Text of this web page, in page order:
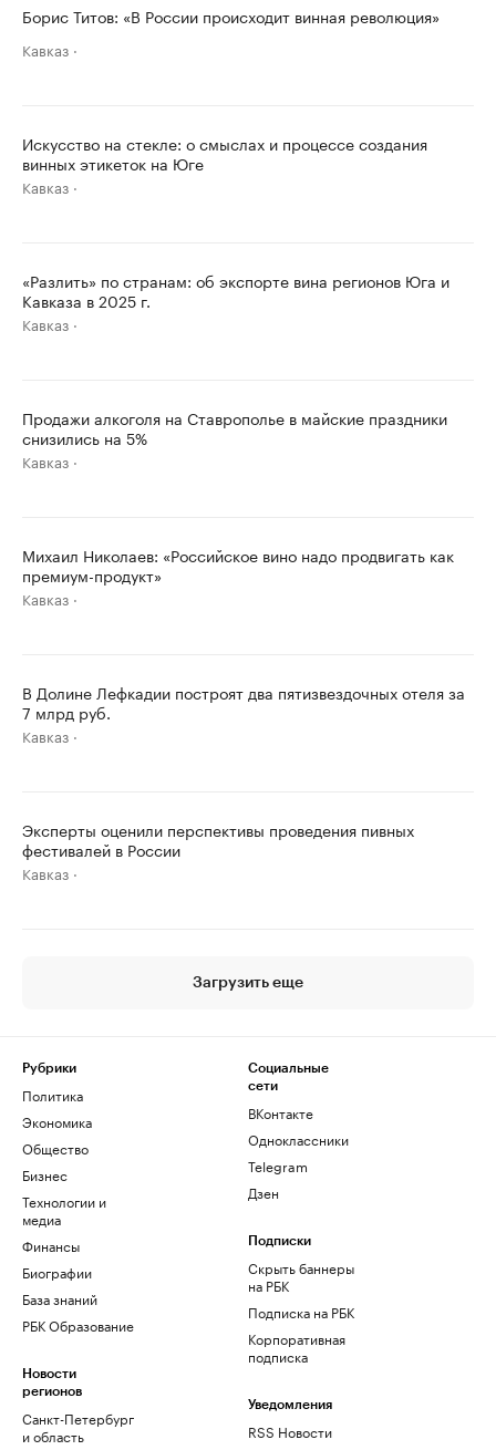
Борис Титов: «В России происходит винная революция»
Кавказ
Искусство на стекле: о смыслах и процессе создания
винных этикеток на Юге
Кавказ
«Разлить» по странам: об экспорте вина регионов Юга и
Кавказа в 2025 г.
Кавказ
Продажи алкоголя на Ставрополье в майские праздники
снизились на 5%
Кавказ
Михаил Николаев: «Российское вино надо продвигать как
премиум-продукт»
Кавказ
В Долине Лефкадии построят два пятизвездочных отеля за
7 млрд руб.
Кавказ
Эксперты оценили перспективы проведения пивных
фестивалей в России
Кавказ
Загрузить еще
Рубрики
Политика
Экономика
Общество
Бизнес
Технологии и
медиа
Финансы
Биографии
База знаний
РБК Образование
Новости
регионов
Санкт-Петербург
и область
Социальные
сети
ВКонтакте
Одноклассники
Telegram
Дзен
Подписки
Скрыть баннеры
на РБК
Подписка на РБК
Корпоративная
подписка
Уведомления
RSS Новости